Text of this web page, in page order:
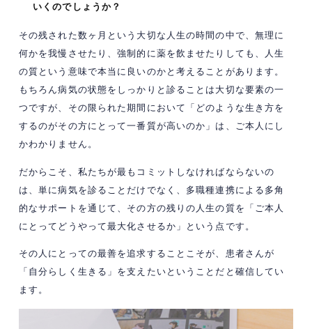
いくのでしょうか？
その残された数ヶ月という大切な人生の時間の中で、無理に
何かを我慢させたり、強制的に薬を飲ませたりしても、人生
の質という意味で本当に良いのかと考えることがあります。
もちろん病気の状態をしっかりと診ることは大切な要素の一
つですが、その限られた期間において「どのような生き方を
するのがその方にとって一番質が高いのか」は、ご本人にし
かわかりません。
だからこそ、私たちが最もコミットしなければならないの
は、単に病気を診ることだけでなく、多職種連携による多角
的なサポートを通じて、その方の残りの人生の質を「ご本人
にとってどうやって最大化させるか」という点です。
その人にとっての最善を追求することこそが、患者さんが
「自分らしく生きる」を支えたいということだと確信してい
ます。